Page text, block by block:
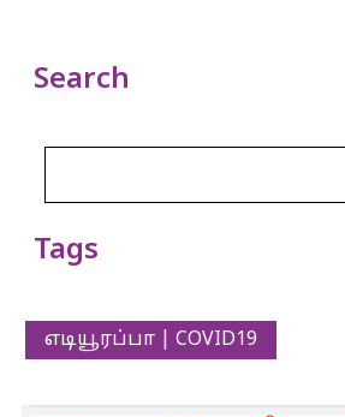
Search
Tags
எடியூரப்பா | COVID19